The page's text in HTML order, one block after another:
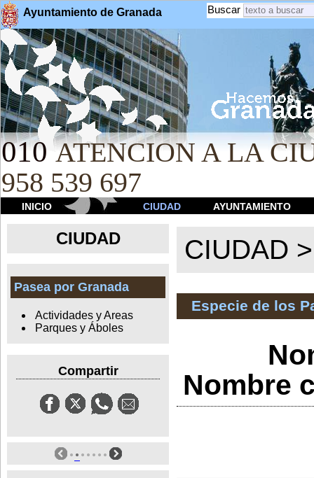
Ayuntamiento de Granada Buscar
010 ATENCION A LA
958 539 697
INICIO CIUDAD AYUNTAMIENTO
CIUDAD
Pasea por Granada
Actividades y Areas
Parques y Áboles
Compartir
CIUDAD
Especie de los
Nombre